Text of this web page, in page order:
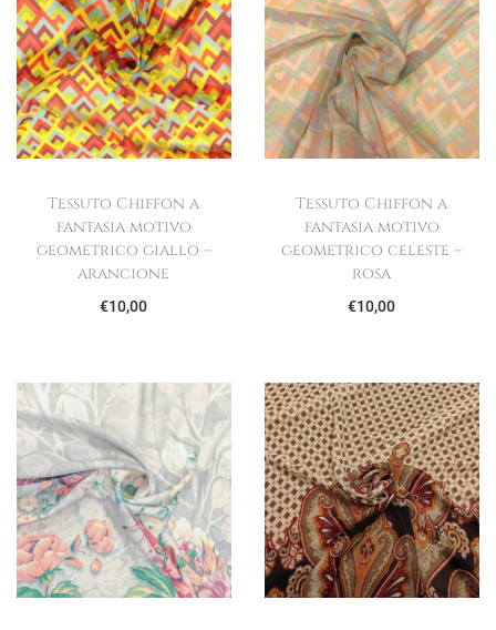
Tessuto Chiffon a
fantasia motivo
geometrico giallo –
arancione
€10,00
Tessuto Chiffon a
fantasia motivo
geometrico celeste –
rosa
€10,00